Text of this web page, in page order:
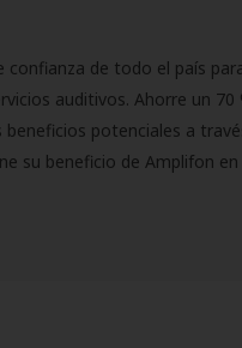
confianza de todo el país
auditivos. Ahorre un
potenciales a
su beneficio de Amplifon